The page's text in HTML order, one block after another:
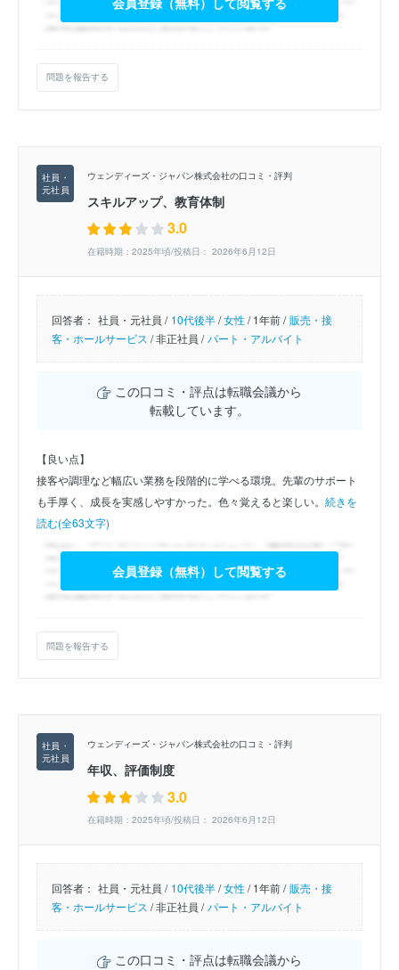
問題を報告する
ウェンディーズ・ジャパン株式会社の口コミ・評判
スキルアップ、教育体制
3.0
在籍時期：2025年頃/投稿日： 2026年6月12日
回答者： 社員・元社員 / 10代後半/女性/1年前 / 販売・接
客・ホールサービス /非正社員 / パート・アルバイト
この口コミ・評点は転職会議から
転載しています。
【良い点】
接客や調理など幅広い業務を段階的に学べる環境。先輩のサポート
も手厚く、成長を実感しやすかった。色々覚えると楽しい。 続きを
読む(全63文字)
会員登録（無料）して閲覧する
問題を報告する
ウェンディーズ・ジャパン株式会社の口コミ・評判
年収、評価制度
3.0
在籍時期：2025年頃/投稿日： 2026年6月12日
回答者： 社員・元社員 / 10代後半/女性/1年前 / 販売・接
客・ホールサービス /非正社員 / パート・アルバイト
この口コミ・評点は転職会議から